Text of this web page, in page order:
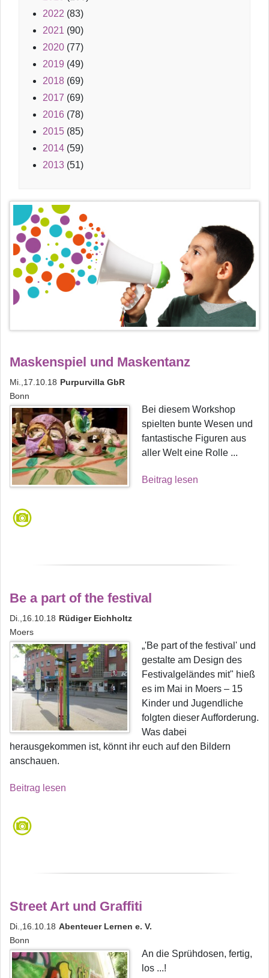
2022 (83)
2021 (90)
2020 (77)
2019 (49)
2018 (69)
2017 (69)
2016 (78)
2015 (85)
2014 (59)
2013 (51)
Maskenspiel und Maskentanz
Mi.,17.10.18 Purpurvilla GbR
Bonn
Bei diesem Workshop
spielten bunte Wesen und
fantastische Figuren aus
aller Welt eine Rolle ...
Beitrag lesen
Be a part of the festival
Di.,16.10.18 Rüdiger Eichholtz
Moers
„'Be part of the festival' und
gestalte am Design des
Festivalgeländes mit" hieß
es im Mai in Moers – 15
Kinder und Jugendliche
folgten dieser Aufforderung.
Was dabei
herausgekommen ist, könnt ihr euch auf den Bildern
anschauen.
Beitrag lesen
Street Art und Graffiti
Di.,16.10.18 Abenteuer Lernen e. V.
Bonn
An die Sprühdosen, fertig,
los ...!